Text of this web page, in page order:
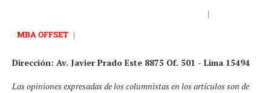
|
MBA OFFSET |
Dirección: Av. Javier Prado Este 8875 Of. 501 - Lima 15494
Las opiniones expresadas de los columnistas en los artículos son de